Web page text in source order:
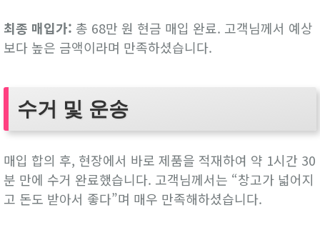
최종 매입가: 총 68만 원 현금 매입 완료. 고객님께서 예상
보다 높은 금액이라며 만족하셨습니다.
수거 및 운송
매입 합의 후, 현장에서 바로 제품을 적재하여 약 1시간 30
분 만에 수거 완료했습니다. 고객님께서는 “창고가 넓어지
고 돈도 받아서 좋다”며 매우 만족해하셨습니다.